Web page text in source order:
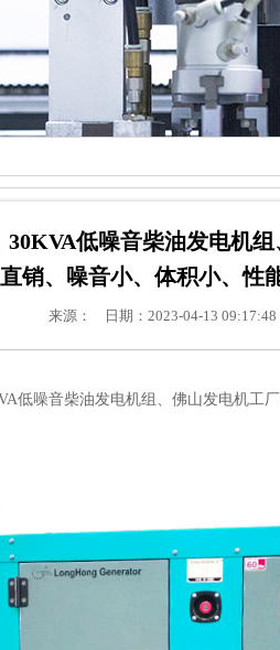
低噪音柴油发电机
直销、噪音小、体积小、性
来源： 日期：2023-04-13 09:17:48
低噪音柴油发电机组、 佛山发电机工